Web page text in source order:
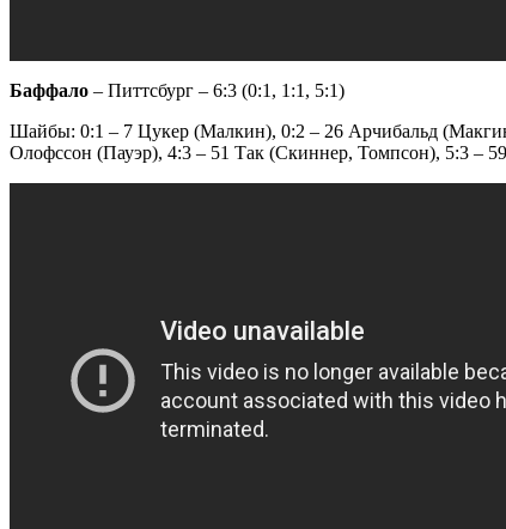
Баффало – Питтсбург – 6:3 (0:1, 1:1, 5:1)
Шайбы: 0:1 – 7 Цукер (Малкин), 0:2 – 26 Арчибальд
Олофссон (Пауэр), 4:3 – 51 Так (Скиннер, Томпсон), 5:3 –